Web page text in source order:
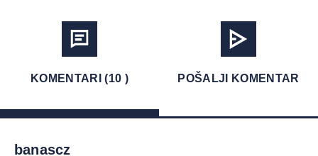
KOMENTARI (10 ) POŠALJI KOMENTAR
banascz